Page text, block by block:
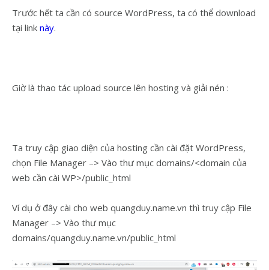
Trước hết ta cần có source WordPress, ta có thể download
tại link này.
Giờ là thao tác upload source lên hosting và giải nén :
Ta truy cập giao diện của hosting cần cài đặt WordPress,
chọn File Manager –> Vào thư mục domains/<domain của
web cần cài WP>/public_html
Ví dụ ở đây cài cho web quangduy.name.vn thì truy cập File
Manager –> Vào thư mục
domains/quangduy.name.vn/public_html